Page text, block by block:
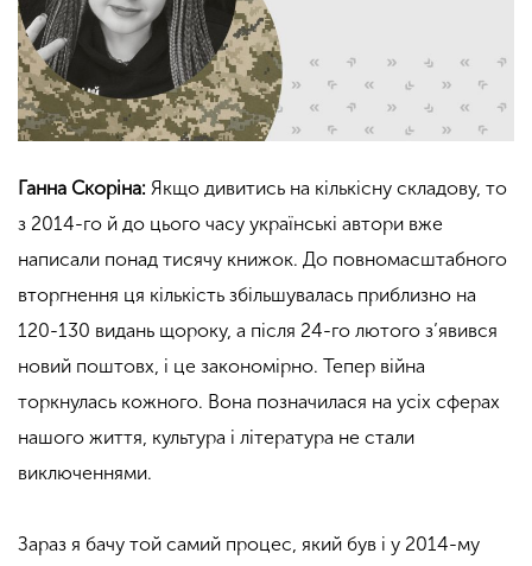
Ганна Скоріна: Якщо дивитись на кількісну складову, то
з 2014-го й до цього часу українські автори вже
написали понад тисячу книжок. До повномасштабного
вторгнення ця кількість збільшувалась приблизно на
120-130 видань щороку, а після 24-го лютого з’явився
новий поштовх, і це закономірно. Тепер війна
торкнулась кожного. Вона позначилася на усіх сферах
нашого життя, культура і література не стали
виключеннями.
Зараз я бачу той самий процес, який був і у 2014-му